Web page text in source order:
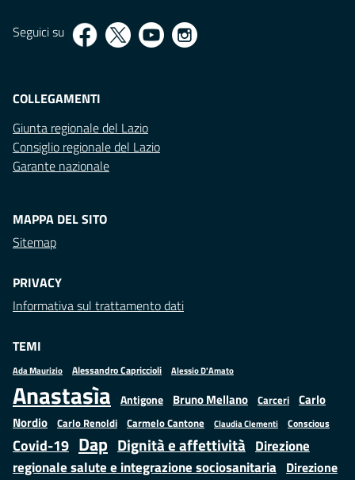
Seguici su
COLLEGAMENTI
Giunta regionale del Lazio
Consiglio regionale del Lazio
Garante nazionale
MAPPA DEL SITO
Sitemap
PRIVACY
Informativa sul trattamento dati
TEMI
Ada Maurizio Alessandro Capriccioli Alessio D'Amato
Anastasìa Antigone Bruno Mellano Carceri
Carlo
Nordio Carlo Renoldi Carmelo Cantone Claudia Clementi Conscious
Covid-19 Dap Dignità e affettività Direzione
regionale salute e integrazione sociosanitaria Direzione